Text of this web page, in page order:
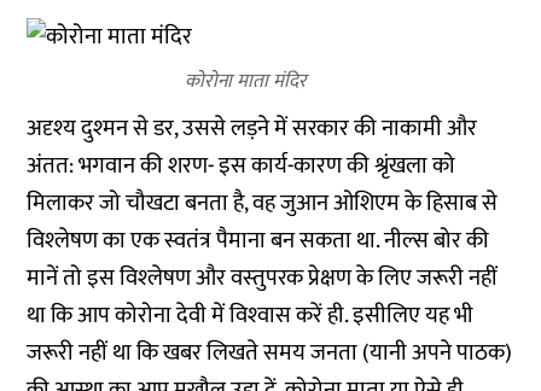
कोरोना माता मंदिर
अदृश्‍य दुश्‍मन से डर, उससे लड़ने में सरकार की नाकामी और
अंतत: भगवान की शरण- इस कार्य-कारण की श्रृंखला को
मिलाकर जो चौखटा बनता है, वह जुआन ओशिएम के हिसाब से
विश्‍लेषण का एक स्‍वतंत्र पैमाना बन सकता था. नील्‍स बोर की
मानें तो इस विश्‍लेषण और वस्‍तुपरक प्रेक्षण के लिए जरूरी नहीं
था कि आप कोरोना देवी में विश्‍वास करें ही. इसीलिए यह भी
जरूरी नहीं था कि खबर लिखते समय जनता (यानी अपने पाठक)